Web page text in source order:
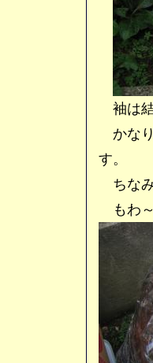
袖は
かな
す。
ちな
もわ